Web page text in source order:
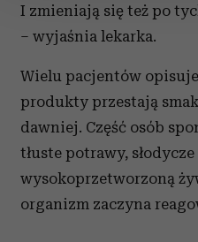
Wykorzystujemy pliki
analizować ruch w naszej
korzystasz z naszej witryny,
społecznościowym,
Partnerzy mogą połączyć
otrzymanymi od Ciebie lub
korzystania z ich usług.
I zmieniają się też po
– wyjaśnia lekarka.
Wielu pacjentów
produkty przestają
dawniej. Część osób
tłuste potrawy,
wysokoprzetworzoną
organizm zaczyna